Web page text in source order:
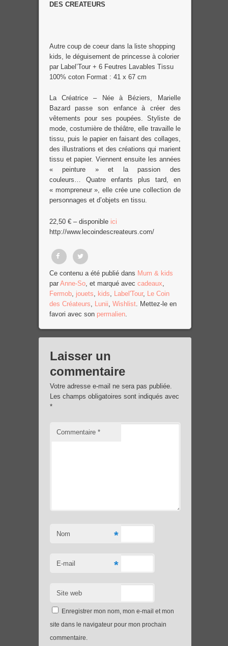
DES CREATEURS
Autre coup de coeur dans la liste shopping
kids, le déguisement de princesse à colorier
par Label’Tour + 6 Feutres Lavables Tissu
100% coton Format : 41 x 67 cm
La Créatrice – Née à Béziers, Marielle
Bazard passe son enfance à créer des
vêtements pour ses poupées. Styliste de
mode, costumière de théâtre, elle travaille le
tissu, puis le papier en faisant des collages,
des illustrations et des créations qui marient
tissu et papier. Viennent ensuite les années
« peinture » et la passion des
couleurs… Quatre enfants plus tard, en
« mompreneur », elle crée une collection de
personnages et d’objets en tissu.
22,50 € – disponible ici
http://www.lecoindescreateurs.com/
Partager
sur
Facebook
Tweet
Ce contenu a été publié dans Mum & kids
par Anne-So, et marqué avec cadeaux
Fermob, jouets kids Label'Tour, Le Coin
des Créateurs
Lunii Wishlist. Mettez-le en
favori avec son permalien.
Laisser un
commentaire
Votre adresse e-mail ne sera pas publiée.
Les champs obligatoires sont indiqués avec
*
Commentaire *
Nom *
E-mail *
Site web
Enregistrer mon nom, mon e-mail et mon
site dans le navigateur pour mon prochain
commentaire.